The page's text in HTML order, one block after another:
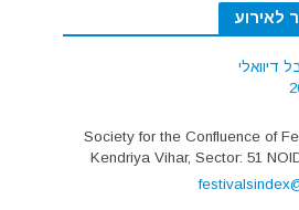
לאירוע
דיוואלי
Society for the Confluence of
Kendriya Vihar, Sector: 51